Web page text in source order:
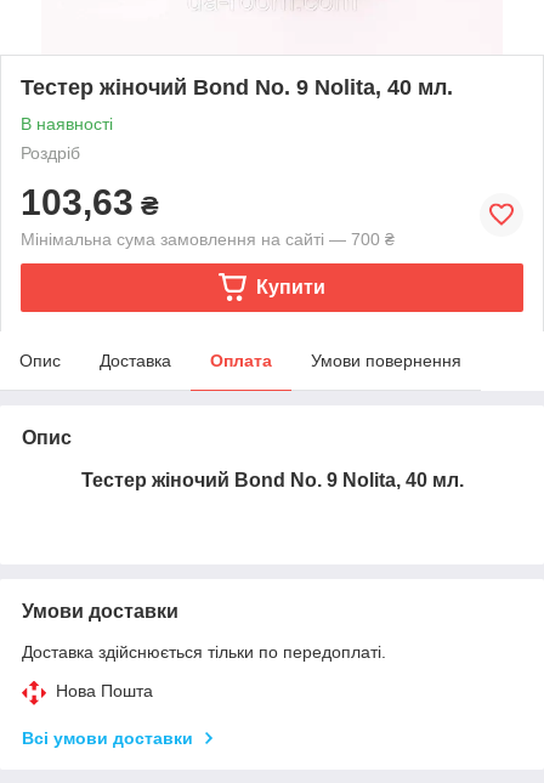
Тестер жіночий Bond No. 9 Nolita, 40 мл.
В наявності
Роздріб
103,63 ₴
Мінімальна сума замовлення на сайті — 700 ₴
Купити
Опис Доставка Оплата Умови повернення
Опис
Тестер жіночий Bond No. 9 Nolita, 40 мл.
Умови доставки
Доставка здійснюється тільки по передоплаті.
Нова Пошта
Всі умови доставки